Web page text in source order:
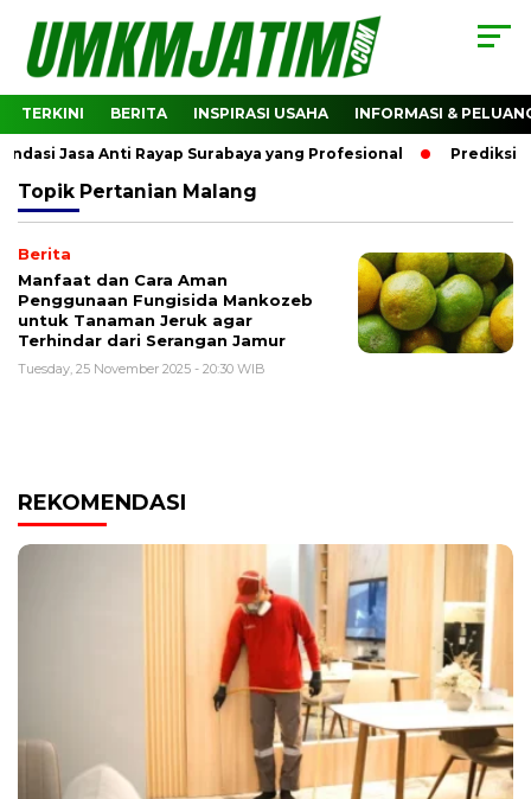
TERKINI BERITA INSPIRASI USAHA INFORMASI &
Jasa Anti Rayap Surabaya yang Profesional Prediksi
Topik Pertanian Malang
Berita
Manfaat dan Cara Aman
Penggunaan Fungisida Mankozeb
untuk Tanaman Jeruk agar
Terhindar dari Serangan Jamur
Tuesday, 25 November 2025 - 20:30 WIB
REKOMENDASI